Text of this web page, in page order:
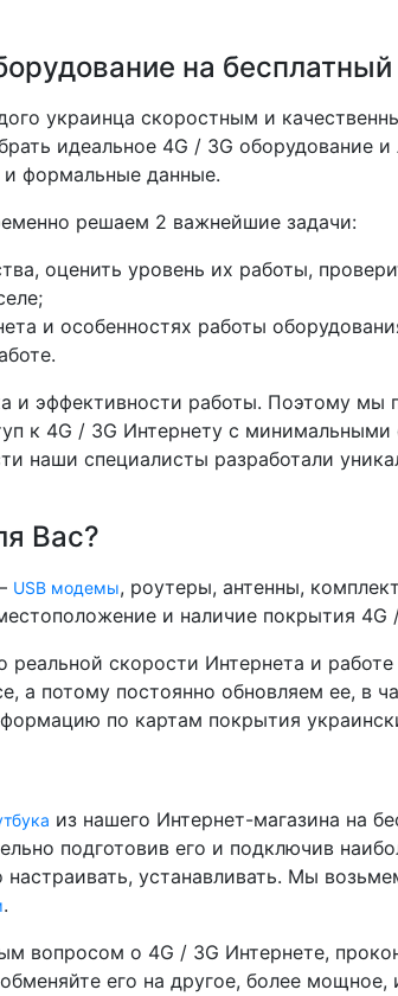
на бесплатный
украинца скоростным и
идеальное 4G / 3G оборудование и
и формальные данные.
решаем 2 важнейшие задачи:
оценить уровень их работы,
и особенностях работы
и эффективности работы. Поэтому мы
к 4G / 3G Интернету с
наши специалисты разработали
Вас?
USB модемы, роутеры, антенны,
и наличие покрытия 4G
скорости Интернета и
потому постоянно обновляем ее, в
по картам покрытия
из нашего Интернет-магазина на
подготовив его и подключив
устанавливать. Мы
.
вопросом о 4G / 3G Интернете,
его на другое, более мощное,